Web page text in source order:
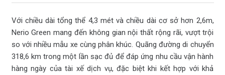
Với chiều dài tổng thể 4,3 mét và chiều dài cơ sở hơn 2,6m,
Nerio Green mang đến không gian nội thất rộng rãi, vượt trội
so với nhiều mẫu xe cùng phân khúc. Quãng đường di chuyển
318,6 km trong một lần sạc đủ để đáp ứng nhu cầu vận hành
hàng ngày của tài xế dịch vụ, đặc biệt khi kết hợp với khả